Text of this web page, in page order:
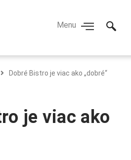
Dobré Bistro je viac ako „dobré“
je viac ako